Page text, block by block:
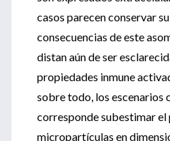
casos parecen conservar
consecuencias de este
distan aún de ser
propiedades inmune
sobre todo, los escenarios
corresponde subestimar el
micropartículas en